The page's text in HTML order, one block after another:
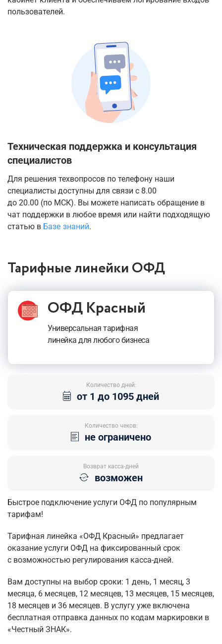
пользователей.
Техническая поддержка и консультация
специалистов
Для решения техвопросов по телефону наши
специалисты доступны для связи с 8.00
до 20.00 (по МСК). Вы можете написать обращение в
чат поддержки в любое время или найти подходящую
статью в Базе знаний.
Тарифные линейки ОФД
ОФД Красный
Универсальная тарифная
линейка для любого бизнеса
Количество дней:
от 1 до 1095 дней
Количество чеков:
не ограничено
Возврат касса-дней
возможен
Быстрое подключение услуги ОФД по популярным
тарифам!
Тарифная линейка «ОФД Красный» предлагает
оказание услуги ОФД на фиксированный срок
с возможностью регулирования касса-дней.
Вам доступны на выбор сроки: 1 день, 1 месяц, 3
месяца, 6 месяцев, 12 месяцев, 13 месяцев, 15 месяцев,
18 месяцев и 36 месяцев. В услугу уже включена
бесплатная отправка данных по кодам маркировки в
«Честный ЗНАК».